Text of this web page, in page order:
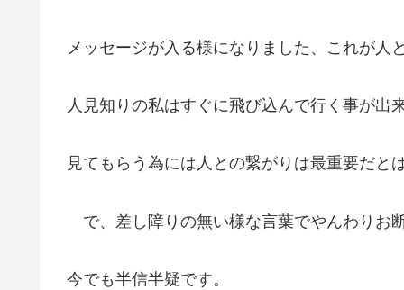
メッセージが入る様になりました、これが人
人見知りの私はすぐに飛び込んで行く事が出
見てもらう為には人との繋がりは最重要だと
で、差し障りの無い様な言葉でやんわりお
今でも半信半疑です。